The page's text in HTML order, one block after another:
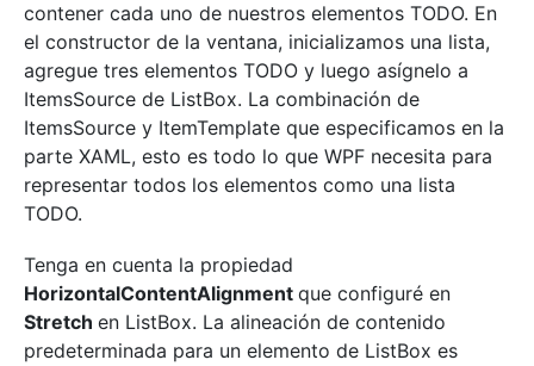
contener cada uno de nuestros elementos TODO. En
el constructor de la ventana, inicializamos una lista,
agregue tres elementos TODO y luego asígnelo a
ItemsSource de ListBox. La combinación de
ItemsSource y ItemTemplate que especificamos en la
parte XAML, esto es todo lo que WPF necesita para
representar todos los elementos como una lista
TODO.
Tenga en cuenta la propiedad
HorizontalContentAlignment que configuré en
Stretch en ListBox. La alineación de contenido
predeterminada para un elemento de ListBox es